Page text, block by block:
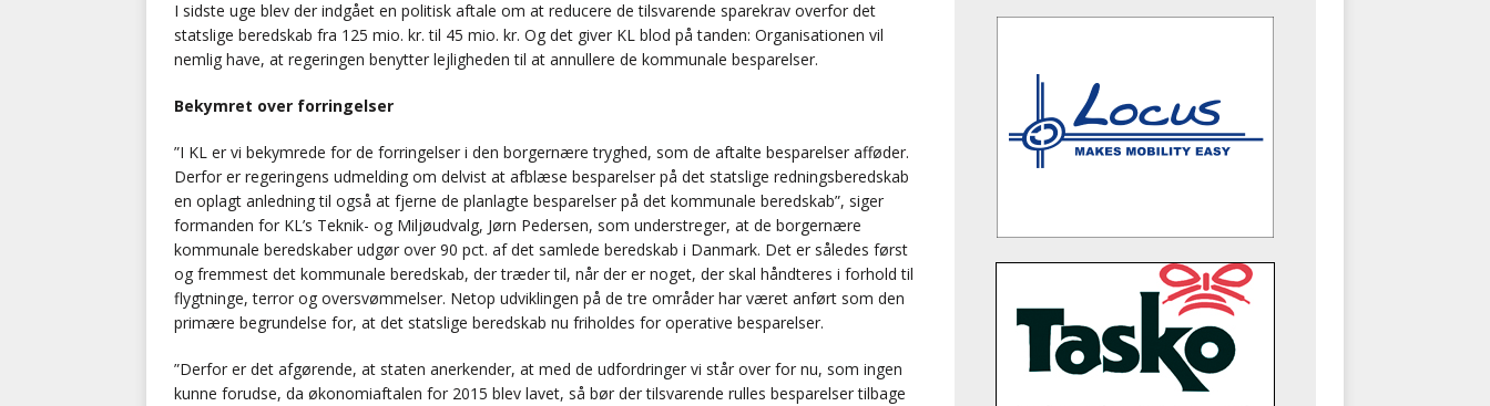
I sidste uge blev der indgået en politisk aftale om at reducere de tilsvarende sparekrav overfor det
statslige beredskab fra 125 mio. kr. til 45 mio. kr. Og det giver KL blod på tanden: Organisationen vil
nemlig have, at regeringen benytter lejligheden til at annullere de kommunale besparelser.
Bekymret over forringelser
”I KL er vi bekymrede for de forringelser i den borgernære tryghed, som de aftalte besparelser afføder.
Derfor er regeringens udmelding om delvist at afblæse besparelser på det statslige redningsberedskab
en oplagt anledning til også at fjerne de planlagte besparelser på det kommunale beredskab”, siger
formanden for KL’s Teknik- og Miljøudvalg, Jørn Pedersen, som understreger, at de borgernære
kommunale beredskaber udgør over 90 pct. af det samlede beredskab i Danmark. Det er således først
og fremmest det kommunale beredskab, der træder til, når der er noget, der skal håndteres i forhold til
flygtninge, terror og oversvømmelser. Netop udviklingen på de tre områder har været anført som den
primære begrundelse for, at det statslige beredskab nu friholdes for operative besparelser.
”Derfor er det afgørende, at staten anerkender, at med de udfordringer vi står over for nu, som ingen
kunne forudse, da økonomiaftalen for 2015 blev lavet, så bør der tilsvarende rulles besparelser tilbage